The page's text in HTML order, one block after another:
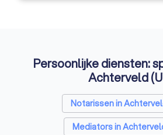
Persoonlijke diensten:
Achterveld
Notarissen in
Mediators in